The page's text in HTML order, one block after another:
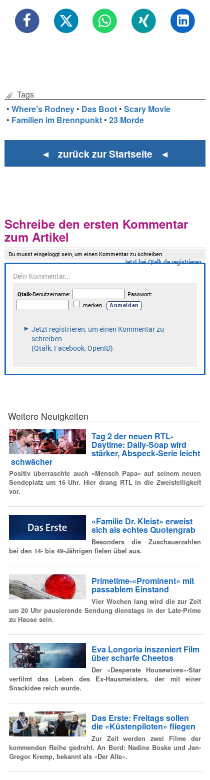
Tags
•Where's Rodney • Das Boot •Scary Movie
• Familien im Brennpunkt •23 Morde
◄ zurück zur Startseite ◄
Schreibe den ersten Kommentar
zum Artikel
Weitere Neuigkeiten
Tag 2 der neuen RTL-
Daytime: Daily-Soap wird
stärker, Abspeck-Serie leicht
schwächer
Positiv überraschte auch «Mensch Papa» auf seinem neuen
Sendeplatz um 16 Uhr. Hier drang RTL in die Zweistelligkeit
vor.
«Familie Dr. Kleist» erweist
sich als echtes Quotengrab
Besonders die Zuschauerzahlen
bei den 14- bis 49-Jährigen fielen übel aus.
Primetime-«Prominent» mit
passablem Einstand
Vier Wochen lang wird die zur Zeit
um 20 Uhr pausierende Sendung dienstags in der Late-Prime
zu Hause sein.
Eva Longoria inszeniert Film
über scharfe Cheetos
Der «Desperate Housewives»-Star
verfilmt das Leben des Ex-Hausmeisters, der mit einer
Snackidee reich wurde.
Das Erste: Freitags sollen
die «Küstenpiloten» fliegen
Zur Zeit werden zwei Filme der
kommenden Reihe gedreht. An Bord: Nadine Boske und Jan-
Gregor Kremp, bekannt als «Der Alte».